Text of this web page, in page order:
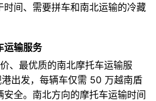
时间、需要拼车和南北运输的冷藏
运输服务
、最优质的南北摩托车运输服
出发，每辆车仅需 50 万越南盾
全。南北方向的摩托车运输时间